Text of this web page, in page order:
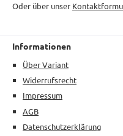
Oder über unser
Informationen
Über Variant
Widerrufsrecht
Impressum
AGB
Datenschutzerklärung